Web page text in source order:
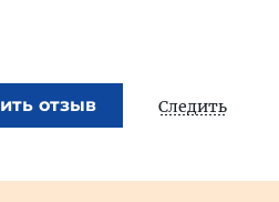
отзыв Следить